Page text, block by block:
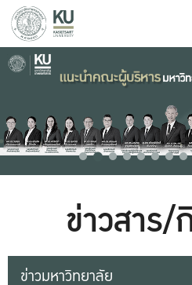
ข่าวสาร
ข่าวมหาวิทยาลัย